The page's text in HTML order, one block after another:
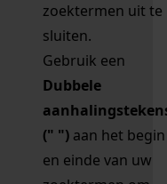
zoektermen uit te
sluiten.
Gebruik een
Dubbele
(" ") aan het begin
en einde van uw